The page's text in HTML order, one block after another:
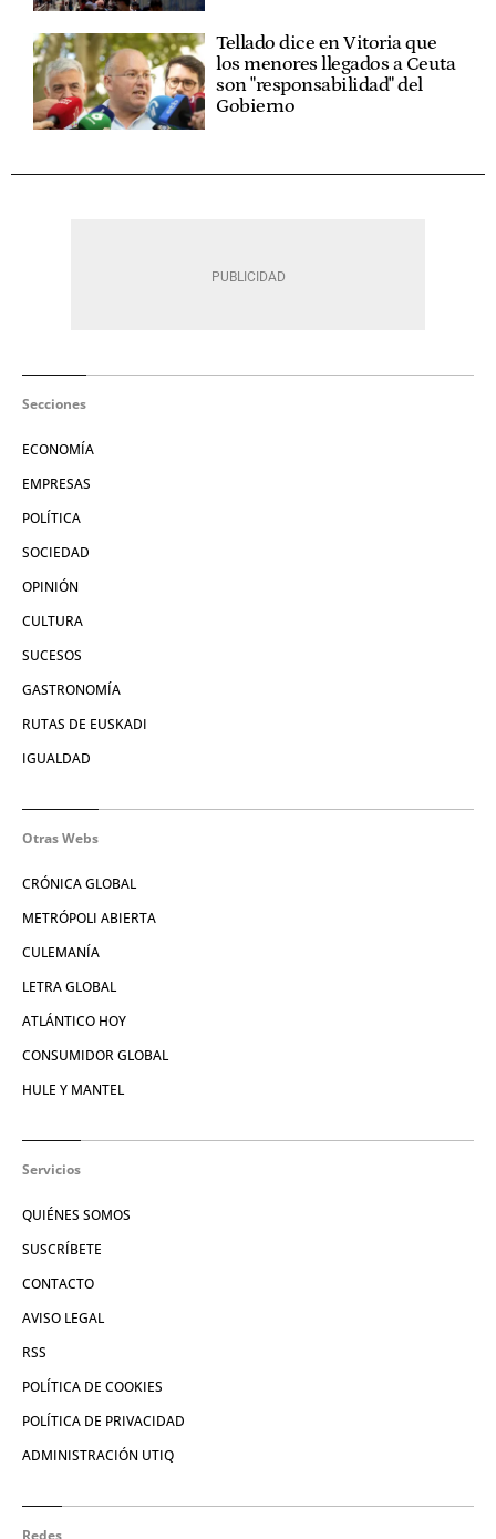
Tellado dice en Vitoria que
los menores llegados a Ceuta
son "responsabilidad" del
Gobierno
Secciones
ECONOMÍA
EMPRESAS
POLÍTICA
SOCIEDAD
OPINIÓN
CULTURA
SUCESOS
GASTRONOMÍA
RUTAS DE EUSKADI
IGUALDAD
Otras Webs
CRÓNICA GLOBAL
METRÓPOLI ABIERTA
CULEMANÍA
LETRA GLOBAL
ATLÁNTICO HOY
CONSUMIDOR GLOBAL
HULE Y MANTEL
Servicios
QUIÉNES SOMOS
SUSCRÍBETE
CONTACTO
AVISO LEGAL
RSS
POLÍTICA DE COOKIES
POLÍTICA DE PRIVACIDAD
ADMINISTRACIÓN UTIQ
Redes